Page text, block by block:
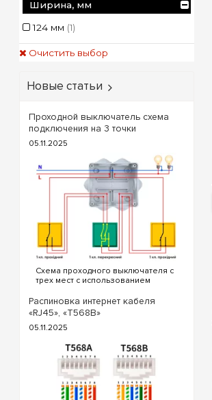
Ширина, мм
124 мм (1)
Очистить выбор
Новые статьи
Проходной выключатель схема
подключения на 3 точки
05.11.2025
Схема проходного выключателя с
трех мест с использованием
выключателя. Для реализации
схемы проходных выключателей с
трех точек потребуются
следующие выключатели: ...
Распиновка интернет кабеля
«RJ45», «T568B»
05.11.2025